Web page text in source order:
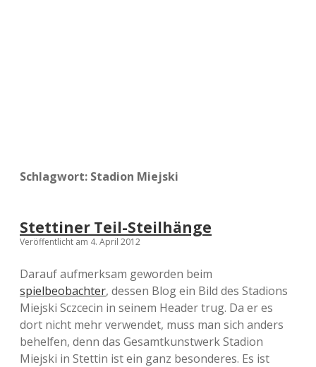
Schlagwort: Stadion Miejski
Stettiner Teil-Steilhänge
Veröffentlicht am 4. April 2012
Darauf aufmerksam geworden beim
spielbeobachter, dessen Blog ein Bild des Stadions
Miejski Sczcecin in seinem Header trug. Da er es
dort nicht mehr verwendet, muss man sich anders
behelfen, denn das Gesamtkunstwerk Stadion
Miejski in Stettin ist ein ganz besonderes. Es ist